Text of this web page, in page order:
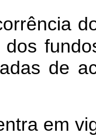
de
em